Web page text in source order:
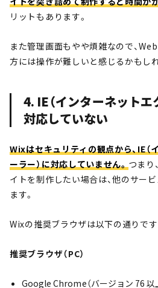
リットもあります。
また管理画面もやや煩雑なので、
方には操作が難しいと感じるかもし
4. IE（インターネットエ
対応していない
Wixはセキュリティの観点から、IE（
ーラー）に対応していません。つまり
イトを制作したい場合は、他のサー
ます。
Wixの推奨ブラウザは以下の通りです
推奨ブラウザ（PC）
Google Chrome（バージョン 76 以